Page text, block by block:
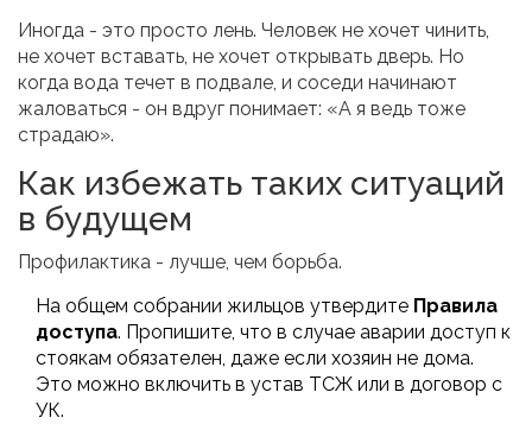
Иногда - это просто лень. Человек не хочет чинить,
не хочет вставать, не хочет открывать дверь. Но
когда вода течет в подвале, и соседи начинают
жаловаться - он вдруг понимает: «А я ведь тоже
страдаю».
Как избежать таких ситуаций
в будущем
Профилактика - лучше, чем борьба.
На общем собрании жильцов утвердите Правила
доступа. Пропишите, что в случае аварии доступ к
стоякам обязателен, даже если хозяин не дома.
Это можно включить в устав ТСЖ или в договор с
УК.